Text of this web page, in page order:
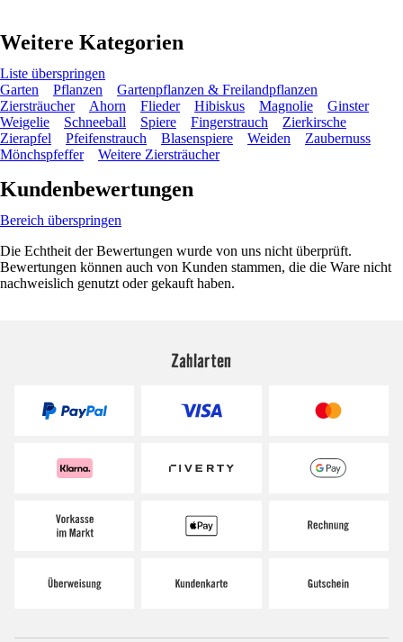
Weitere Kategorien
Liste überspringen
Garten
Pflanzen
Gartenpflanzen & Freilandpflanzen
Ziersträucher
Ahorn Flieder Hibiskus Magnolie
Ginster
Weigelie
Schneeball Spiere Fingerstrauch
Zierkirsche
Zierapfel
Pfeifenstrauch Blasenspiere Weiden
Zaubernuss
Mönchspfeffer
Weitere Ziersträucher
Kundenbewertungen
Bereich überspringen
Die Echtheit der Bewertungen wurde von uns nicht überprüft.
Bewertungen können auch von Kunden stammen, die die Ware nicht
nachweislich genutzt oder gekauft haben.
Zahlarten